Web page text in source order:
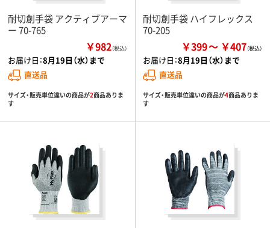
耐切創手袋 アクティブアーマ
ー 70-765
￥982（税込）
お届け日：8月19日（水）まで
直送品
サイズ・販売単位違いの商品が2商品ありま
す
耐切創手袋 ハイフレックス
70-205
￥399 ￥407
お届け日：8月19日（水）まで
直送品
サイズ・販売単位違いの商品が4商品ありま
す